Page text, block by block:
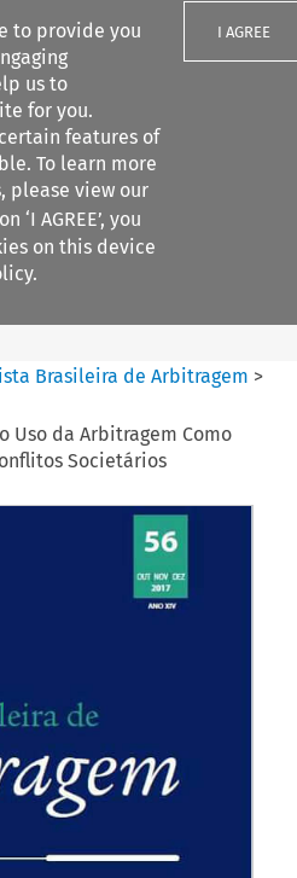
to provide you
us to
for you.
features of
To learn more
please view our
‘I AGREE’, you
on this device
I AGREE
Search content
Brasileira de Arbitragem >
Uso da Arbitragem Como
Societários